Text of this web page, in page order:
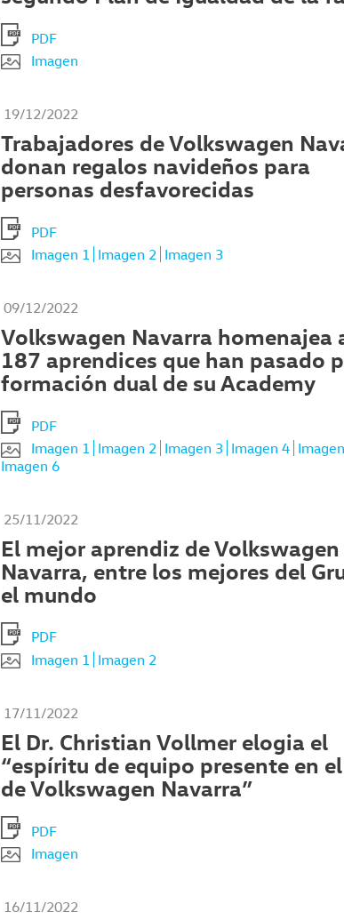
PDF
Imagen
19/12/2022
Trabajadores de Volkswagen
donan regalos navideños para
personas desfavorecidas
PDF
Imagen 1 Imagen 2 Imagen 3
09/12/2022
Volkswagen Navarra homenajea
187 aprendices que han pasado
formación dual de su Academy
PDF
Imagen 1 Imagen 2 Imagen 3 Imagen 4
Imagen 6
25/11/2022
El mejor aprendiz de Volkswagen
Navarra, entre los mejores del
el mundo
PDF
Imagen 1
Imagen 2
17/11/2022
El Dr. Christian Vollmer elogia el
“espíritu de equipo presente en
de Volkswagen Navarra”
PDF
Imagen
16/11/2022